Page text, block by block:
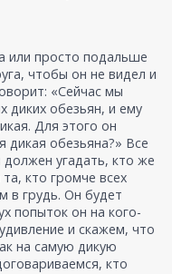
или просто подальше
чтобы он не видел и
«Сейчас мы
диких обезьян, и ему
Для этого он
дикая обезьяна?» Все
должен угадать, кто же
кто громче всех
в грудь. Он будет
попыток он на кого-
и скажем, что
на самую дикую
кто